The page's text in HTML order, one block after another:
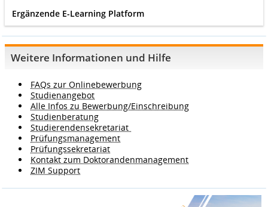
Ergänzende E-Learning Platform
Weitere Informationen und Hilfe
FAQs zur Onlinebewerbung
Studienangebot
Alle Infos zu Bewerbung/Einschreibung
Studienberatung
Studierendensekretariat
Prüfungsmanagement
Prüfungssekretariat
Kontakt zum Doktorandenmanagement
ZIM Support